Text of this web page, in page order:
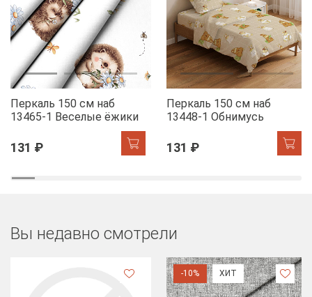
Перкаль 150 см наб
13465-1 Веселые ёжики
131 ₽
Перкаль 150 см наб
13448-1 Обнимусь
131 ₽
Вы недавно смотрели
-10% ХИТ